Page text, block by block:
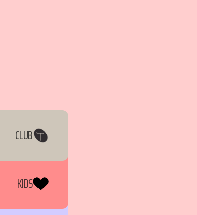
CLUB
KIDS